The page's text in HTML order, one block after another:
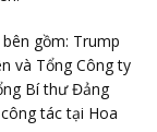
gồm: Trump
và Tổng Công ty
Bí thư Đảng
tác tại Hoa